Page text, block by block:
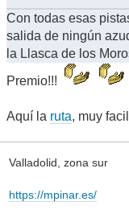
Con todas esas
salida de ningún
la Llasca de los
Premio!!!
Aquí la ruta, muy
Valladolid, zona sur
https://mpinar.es/